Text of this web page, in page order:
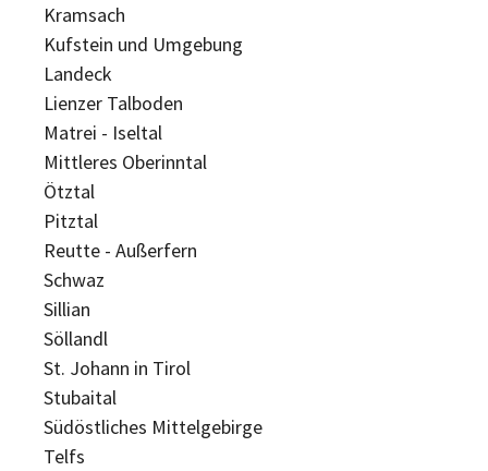
Kramsach
Kufstein und Umgebung
Landeck
Lienzer Talboden
Matrei - Iseltal
Mittleres Oberinntal
Ötztal
Pitztal
Reutte - Außerfern
Schwaz
Sillian
Söllandl
St. Johann in Tirol
Stubaital
Südöstliches Mittelgebirge
Telfs